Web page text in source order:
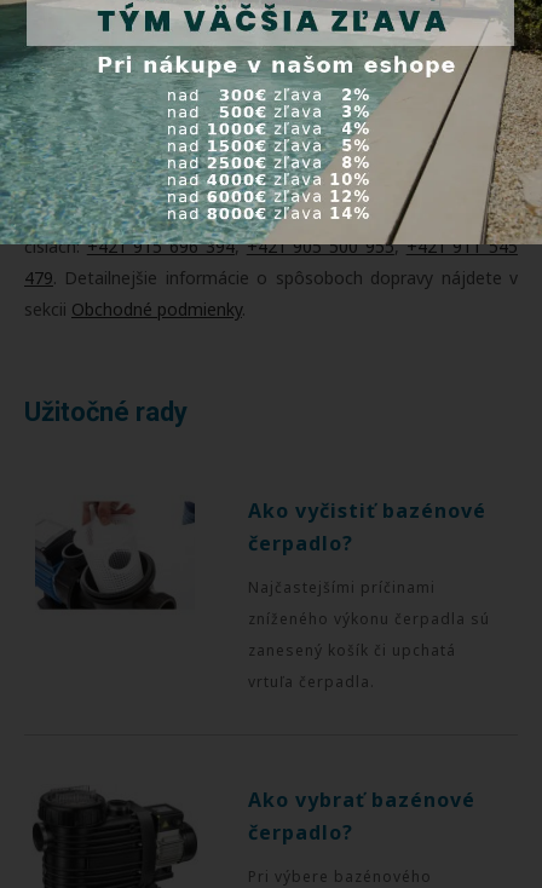
predchádzajúcej objednávke vyzdvihnúť osobne v našom
sklade v Orechovej Potôni 311. Doprava je ZADARMO pri
objednávke tovaru nad 200 Eur. Platbu môžete realizovať
dobierkou, online platobnou kartou, prevodom na účet alebo
cez PayPal. Pri osobnom vyzdvihnutí je možná platba v
hotovosti a platobnou kartou.
O termíne dodania Vám ochotne poradíme na tel.
číslach:+421 915 696 394, +421 905 500 955, +421 911 545
479. Detailnejšie informácie o spôsoboch dopravy nájdete v
sekcii Obchodné podmienky.
Užitočné rady
Ako vyčistiť bazénové
čerpadlo?
Najčastejšími príčinami
zníženého výkonu čerpadla sú
zanesený košík či upchatá
vrtuľa čerpadla.
Ako vybrať bazénové
čerpadlo?
Pri výbere bazénového